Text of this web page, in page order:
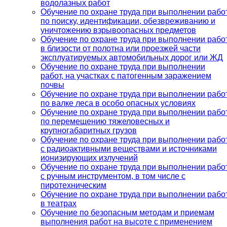
водолазных работ
Обучение по охране труда при выполнении
по поиску, идентификации, обезвреживанию и
уничтожению взрывоопасных предметов
Обучение по охране труда при выполнении
в близости от полотна или проезжей части
эксплуатируемых автомобильных дорог или ЖД
Обучение по охране труда при выполнении
работ, на участках с патогенным заражением
почвы
Обучение по охране труда при выполнении
по валке леса в особо опасных условиях
Обучение по охране труда при выполнении
по перемещению тяжеловесных и
крупногабаритных грузов
Обучение по охране труда при выполнении
с радиоактивными веществами и источниками
ионизирующих излучений
Обучение по охране труда при выполнении
с ручным инструментом, в том числе с
пиротехническим
Обучение по охране труда при выполнении
в театрах
Обучение по безопасным методам и приемам
выполнения работ на высоте с применением